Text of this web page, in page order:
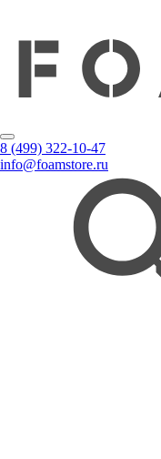
8 (499) 322-10-47
info@foamstore.ru